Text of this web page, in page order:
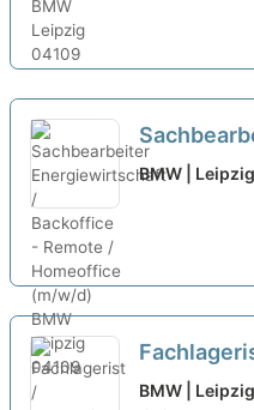
Backoffice
BMW | Leipzig
BMW | Leipzig